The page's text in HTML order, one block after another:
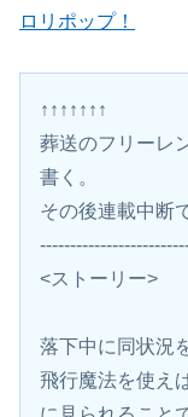
ロリポップ！
↑↑↑↑↑↑↑
葬送のフリーレ
書く。
その後連載中断
<ストーリー>
落下中に同状況
飛行魔法を使え